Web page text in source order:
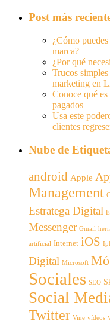
Post más
¿Cómo
marca?
¿Por qué
Trucos
marketing en
Conoce qué
pagados
Usa este
clientes
Nube de
android Apple
Management
Estratega Digital
Messenger Gmail
artificial Internet iOS
Digital Microsoft
Sociales SEO
Social
Twitter Vine vídeos